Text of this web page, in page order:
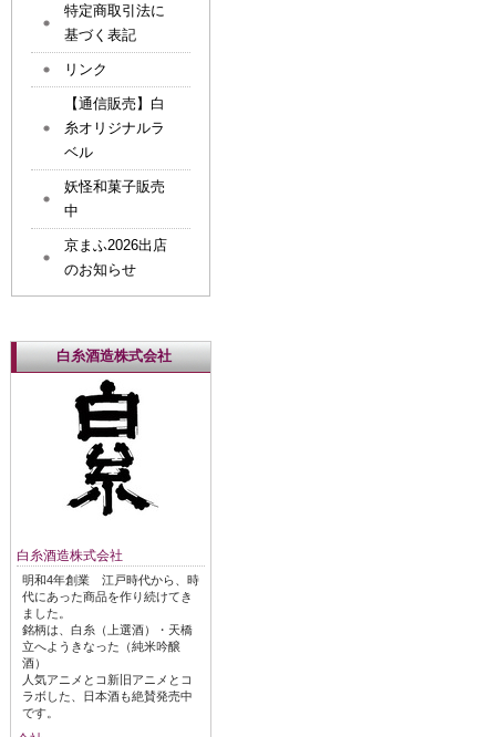
特定商取引法に
基づく表記
リンク
【通信販売】白
糸オリジナルラ
ベル
妖怪和菓子販売
中
京まふ2026出店
のお知らせ
白糸酒造株式会社
白糸酒造株式会社
明和4年創業 江戸時代から、時
代にあった商品を作り続けてき
ました。
銘柄は、白糸（上選酒）・天橋
立へようきなった（純米吟醸
酒）
人気アニメとコ新旧アニメとコ
ラボした、日本酒も絶賛発売中
です。